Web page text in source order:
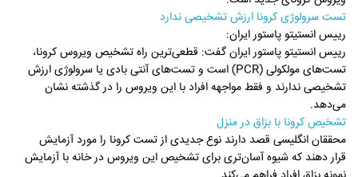
تست سرولوژی کرونا ارزش تشخیصی ندارد
رییس انستیتو پاستور ایران:
رییس انستیتو پاستور ایران گفت: قطعی‌ترین راه تشخیص ویروس کرونا،
تست‌های مولکولی (PCR) است و تست‌های آنتی بادی یا سرولوژی ارزش
تشخیصی ندارند و فقط مواجهه افراد با این ویروس را در گذشته نشان
می‌دهد.
تشخیص کرونا با بزاق در منزل
محققان انگلیسی قصد دارند نوع جدیدی از تست کرونا را مورد آزمایش
قرار دهند که شیوه آسان‌تری برای تشخیص این ویروس در خانه با آزمایش